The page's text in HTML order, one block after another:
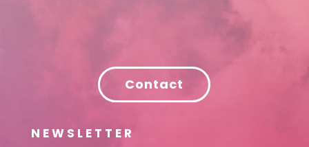
Contact
NEWSLETTER